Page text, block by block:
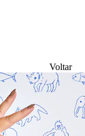
Voltar